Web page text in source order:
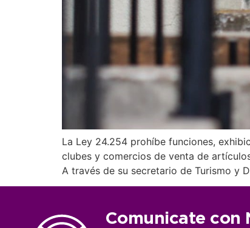
La Ley 24.254 prohíbe funciones,
clubes y comercios de venta de
A través de su secretario de Turismo y
Comunicate con